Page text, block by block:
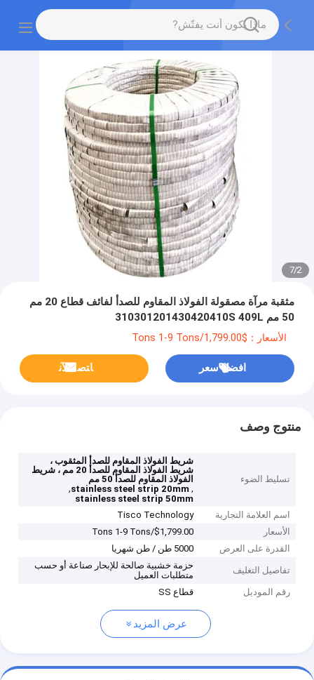
2
/
7
مثقبة مرآة مصقولة الفولاذ المقاوم للصدأ لفائف قطاع 20 مم
50 مم 310301201430420410S 409L
الأسعار：$1,799.00/Tons 1-9 Tons
افضل سعر ﺎﺘﺼﻟ ﺍﻶﻧ
منتوج وصف
تسليط الضوء
شريط الفولاذ المقاوم للصدأ المثقوب ،
شريط الفولاذ المقاوم للصدأ 20 مم ، شريط
الفولاذ المقاوم للصدأ 50 مم
,
stainless steel strip 20mm
,
stainless steel strip 50mm
اسم العلامة التجارية
Tisco Technology
الأسعار
$1,799.00/Tons 1-9 Tons
القدرة على العرض
5000 طن / طن شهريا
تفاصيل التغليف
حزمة خشبية صالحة للإبحار صناعة أو حسب
متطلبات العميل
رقم الموديل
قطاع SS
عرض المزيد